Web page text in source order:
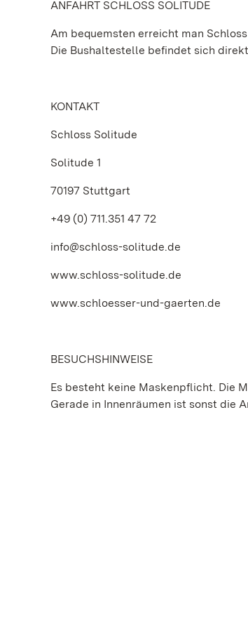
ANFAHRT SCHLOSS SOLITUDE
Am bequemsten erreicht man
Die Bushaltestelle befindet sich
KONTAKT
Schloss Solitude
Solitude 1
70197 Stuttgart
+49 (0) 711.351 47 72
info@schloss-solitude.de
www.schloss-solitude.de
www.schloesser-und-gaerten.de
BESUCHSHINWEISE
Es besteht keine Maskenpflicht. Die
Gerade in Innenräumen ist sonst die